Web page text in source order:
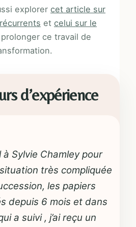
explorer cet article sur
et celui sur le
ce travail de
d’expérience
à Sylvie Chamley pour
très compliquée
les papiers
depuis 6 mois et dans
a suivi , j’ai reçu un